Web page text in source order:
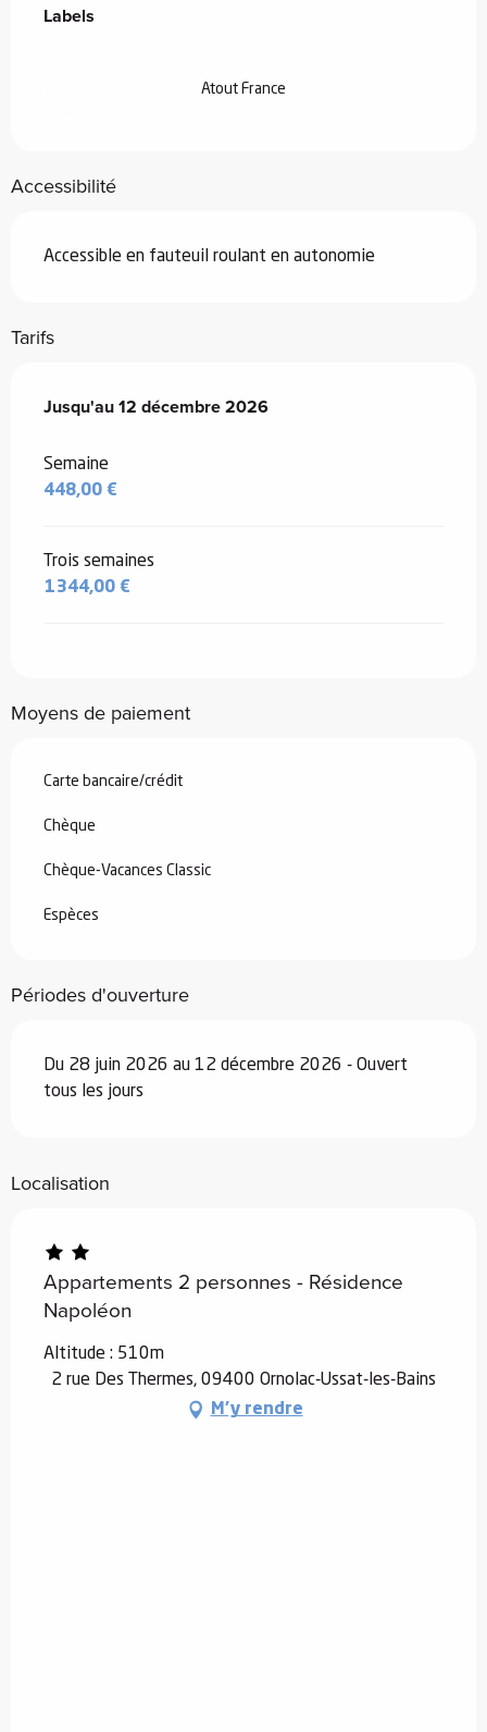
Labels
Labels
Atout France
Accessibilité
Accessible en fauteuil roulant en autonomie
Tarifs
Du28 juin 2026au12 décembre 2026
Jusqu'au12 décembre 2026
Semaine
448,00 €
Trois semaines
1 344,00 €
Moyens de paiement
Carte bancaire/crédit
Chèque
Chèque-Vacances Classic
Espèces
Périodes d'ouverture
Du 28 juin 2026 au 12 décembre 2026 - Ouvert
tous les jours
Localisation
Appartements 2 personnes - Résidence
Napoléon
Altitude : 510m
2 rue Des Thermes, 09400 Ornolac-Ussat-les-Bains
M'y rendre